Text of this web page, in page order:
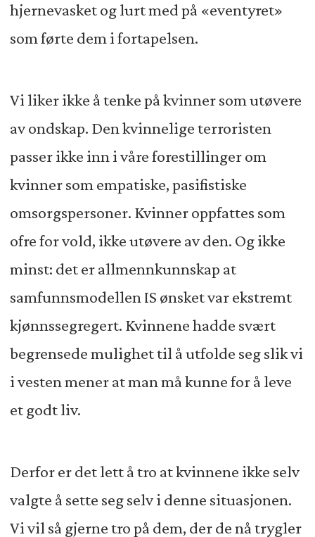
hjernevasket og lurt med på «eventyret»
som førte dem i fortapelsen.
Vi liker ikke å tenke på kvinner som utøvere
av ondskap. Den kvinnelige terroristen
passer ikke inn i våre forestillinger om
kvinner som empatiske, pasifistiske
omsorgspersoner. Kvinner oppfattes som
ofre for vold, ikke utøvere av den. Og ikke
minst: det er allmennkunnskap at
samfunnsmodellen IS ønsket var ekstremt
kjønnssegregert. Kvinnene hadde svært
begrensede mulighet til å utfolde seg slik vi
i vesten mener at man må kunne for å leve
et godt liv.
Derfor er det lett å tro at kvinnene ikke selv
valgte å sette seg selv i denne situasjonen.
Vi vil så gjerne tro på dem, der de nå trygler